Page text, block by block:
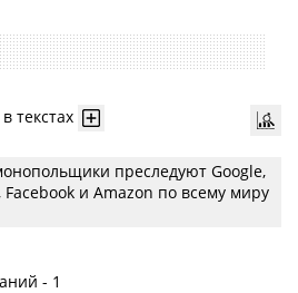
текстах
преследуют Google,
Facebook и Amazon по всему миру
- 1